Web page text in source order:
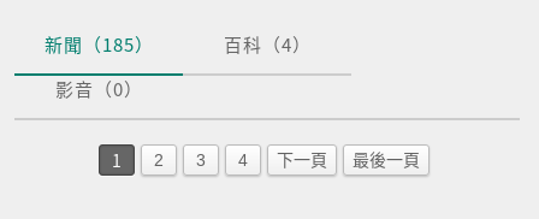
新聞（185）
百科（4）
影音（0）
1 2 3 4 下一頁 最後一頁